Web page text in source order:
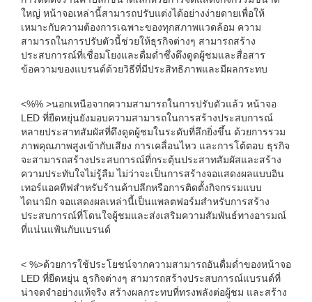
ใหญ่ หน้าจอเหล่านี้สามารถปรับแต่งได้อย่างง่ายดายเพื่อให้
เหมาะกับความต้องการเฉพาะของทุกสภาพแวดล้อม ความ
สามารถในการปรับตัวนี้ช่วยให้ธุรกิจต่างๆ สามารถสร้าง
ประสบการณ์ที่เชื่อมโยงและดื่มด่ำซึ่งดึงดูดผู้ชมและสื่อสาร
ข้อความของแบรนด์ด้วยวิธีที่มีประสิทธิภาพและมีผลกระทบ
<%% >นอกเหนือจากความสามารถในการปรับตัวแล้ว หน้าจอ
LED ที่ยืดหยุ่นยังมอบความสามารถในการสร้างประสบการณ์
หลายประสาทสัมผัสที่ดึงดูดผู้ชมในระดับที่ลึกยิ่งขึ้น ด้วยการรวม
ภาพคุณภาพสูงเข้ากับเสียง การเคลื่อนไหว และการโต้ตอบ ธุรกิจ
จะสามารถสร้างประสบการณ์ที่กระตุ้นประสาทสัมผัสและสร้าง
ความประทับใจไม่รู้ลืม ไม่ว่าจะเป็นการสร้างจอแสดงผลแบบอิน
เทอร์แอคทีฟสำหรับร้านค้าปลีกหรือการติดตั้งกิจกรรมแบบ
ไดนามิก จอแสดงผลเหล่านี้เป็นแพลตฟอร์มสำหรับการสร้าง
ประสบการณ์ที่โดนใจผู้ชมและส่งเสริมความสัมพันธ์ทางอารมณ์
ที่แน่นแฟ้นกับแบรนด์
< %>ด้วยการใช้ประโยชน์จากความสามารถอันดื่มด่ำของหน้าจอ
LED ที่ยืดหยุ่น ธุรกิจต่างๆ สามารถสร้างประสบการณ์แบรนด์ที่
น่าจดจำอย่างแท้จริง สร้างผลกระทบที่ทรงพลังต่อผู้ชม และสร้าง